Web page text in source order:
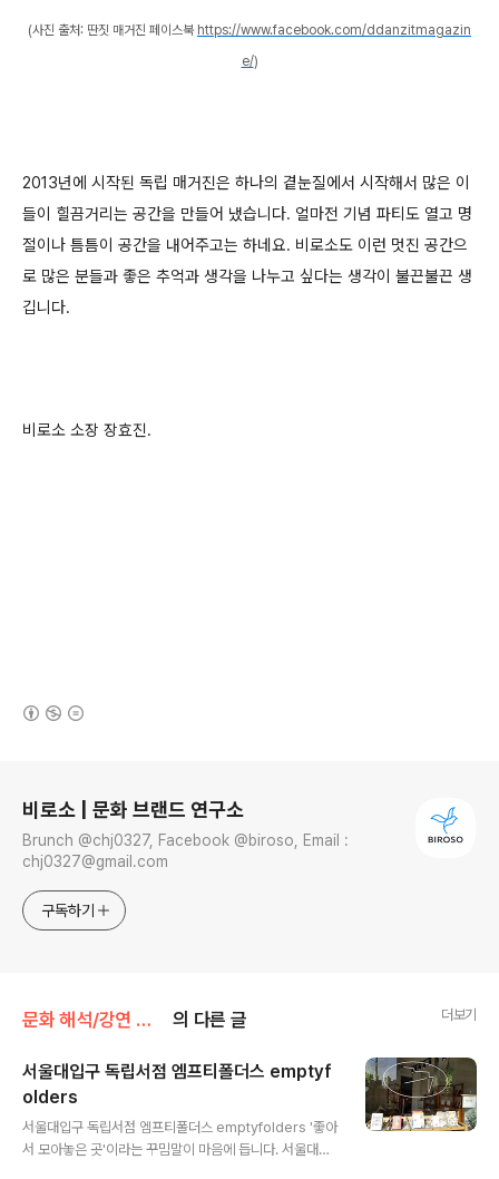
(사진 출처: 딴짓 매거진 페이스북 https://www.facebook.com/ddanzitmagazin
e/)
2013년에 시작된 독립 매거진은 하나의 곁눈질에서 시작해서 많은 이
들이 힐끔거리는 공간을 만들어 냈습니다. 얼마전 기념 파티도 열고 명
절이나 틈틈이 공간을 내어주고는 하네요. 비로소도 이런 멋진 공간으
로 많은 분들과 좋은 추억과 생각을 나누고 싶다는 생각이 불끈불끈 생
깁니다.
비로소 소장 장효진.
비로소 | 문화 브랜드 연구소
Brunch @chj0327, Facebook @biroso, Email :
chj0327@gmail.com
구독하기
문화 해석/강연 공연 전시 공간 의 다른 글 더보기
서울대입구 독립서점 엠프티폴더스 emptyf
olders
서울대입구 독립서점 엠프티폴더스 emptyfolders '좋아
서 모아놓은 곳'이라는 꾸밈말이 마음에 듭니다. 서울대입